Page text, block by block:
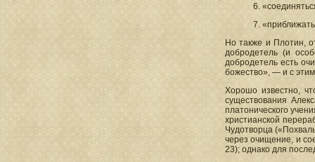
6.
7.
Но также и Плотин,
добродетель (и
добродетель есть
божество», — и с
Хорошо известно,
существования
платонического
христианской
Чудотворца
через очищение, и
23); однако для